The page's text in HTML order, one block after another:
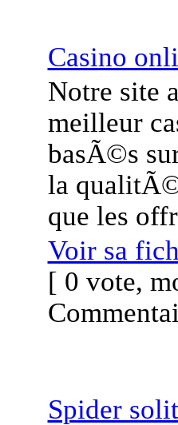
Casino
Notre site
meilleur
basÃ©s
la
que les
Voir sa
[ 0 vote,
Spider